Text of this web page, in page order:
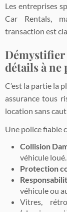
Les entreprises
Car Rentals,
transaction est
détails à ne
C’est la partie la
assurance tous
location sans
Une police fiable
Collision
véhicule loué.
Protection
véhicule ou
Vitres,